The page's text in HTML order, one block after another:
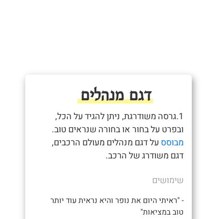
דגם מנהלים
1.גרסה משודרגת, ניתן להגיד על הכל,
ובפרט על בחור או בחורה שנראים טוב.
מבוסס על דגם מנהלים מעולם הרכבים,
דגם משודרג של הרכב.
שימושים
- "ראיתי היום את נופר והיא נראית עוד יותר
טוב במציאות"